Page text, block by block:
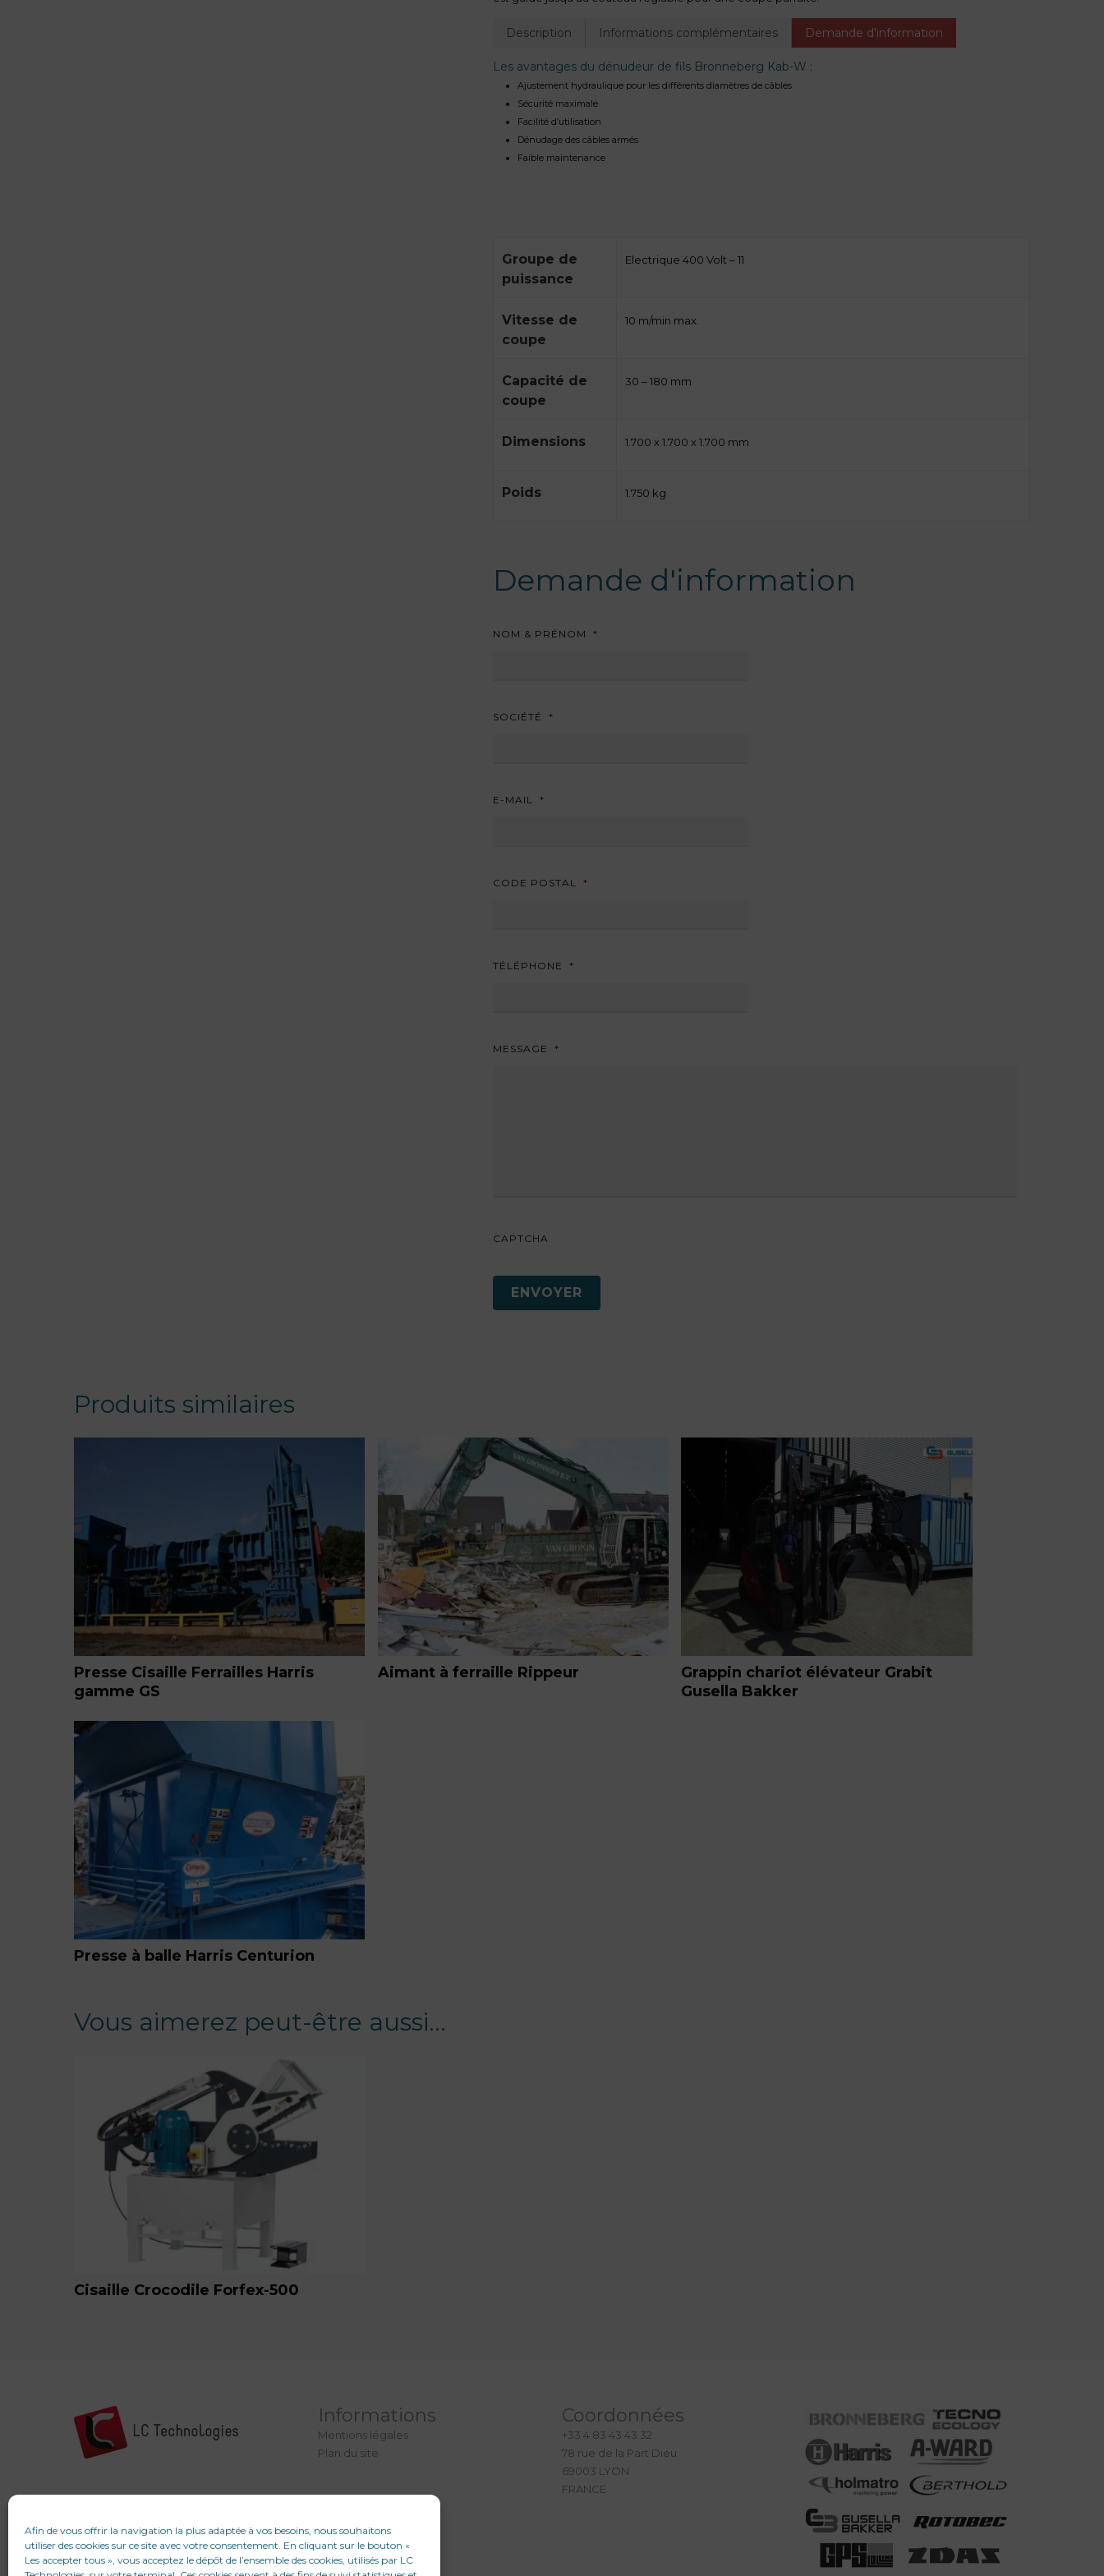
Afin de vous offrir la navigation la plus adaptée à vos besoins, nous souhaitons
utiliser des cookies sur ce site avec votre consentement. En cliquant sur le bouton «
Les accepter tous », vous acceptez le dépôt de l’ensemble des cookies, utilisés par LC
Description Informations complémentaires Demande d'information
Les avantages du dénudeur de fils Bronneberg Kab-W :
Ajustement hydraulique pour les différents diamètres de câbles
Sécurité maximale
Facilité d’utilisation
Dénudage des câbles armés
Faible maintenance
Groupe de
puissance
Electrique 400 Volt – 11
Vitesse de
coupe
10 m/min max.
Capacité de
coupe
30 – 180 mm
Dimensions 1.700 x 1.700 x 1.700 mm
Poids 1.750 kg
Demande d'information
NOM & PRÉNOM *
SOCIÉTÉ *
E-MAIL *
CODE POSTAL *
TÉLÉPHONE *
MESSAGE *
CAPTCHA
Produits similaires
Presse Cisaille Ferrailles Harris
gamme GS
Aimant à ferraille Rippeur
Grappin chariot élévateur Grabit
Gusella Bakker
Presse à balle Harris Centurion
Vous aimerez peut-être aussi…
Cisaille Crocodile Forfex-500
Informations
Mentions légales
Plan du site
Coordonnées
+33 4 83 43 43 32
78 rue de la Part Dieu
69003 LYON
FRANCE